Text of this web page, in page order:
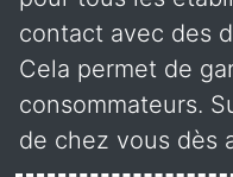
contact avec des
Cela permet de
consommateurs.
de chez vous dès